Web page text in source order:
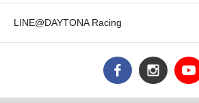
LINE@DAYTONA Racing